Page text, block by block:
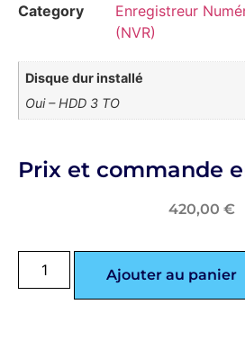
Category
Enregistreur
(NVR)
Disque dur installé
Oui – HDD 3 TO
Prix et commande
420,00 €
Ajouter au panier